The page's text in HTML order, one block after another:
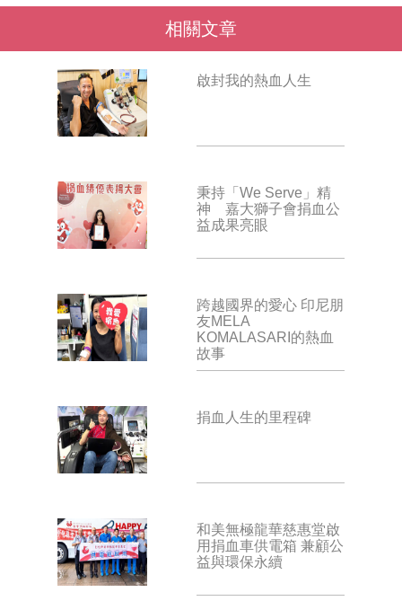
相關文章
啟封我的熱血人生
秉持「We Serve」精
神 嘉大獅子會捐血公
益成果亮眼
跨越國界的愛心 印尼朋
友MELA
KOMALASARI的熱血
故事
捐血人生的里程碑
和美無極龍華慈惠堂啟
用捐血車供電箱 兼顧公
益與環保永續